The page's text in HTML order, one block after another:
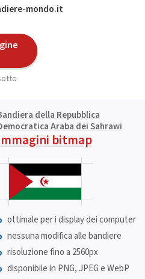
mondo.it
della Repubblica
Araba dei Sahrawi
bitmap
ottimale per i display dei computer
nessuna modifica alle bandiere
risoluzione fino a 2560px
disponibile in PNG, JPEG e WebP